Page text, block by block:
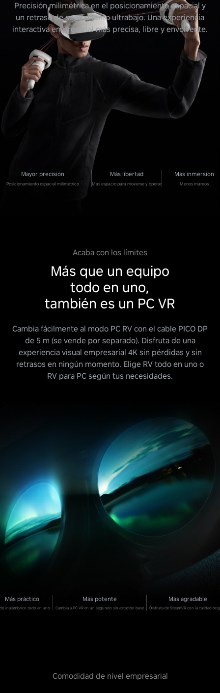
Precisión milimétrica en el posicionamiento espacial y
un retraso de seguimiento ultrabajo. Una experiencia
interactiva empresarial más precisa, libre y envolvente.
Mayor precisión
Posicionamiento espacial milimétrico
Más libertad
Más espacio para moverse y operar
Más inmersión
Menos mareos
Acaba con los límites
Más que un equipo
todo en uno,
también es un PC VR
Cambia fácilmente al modo PC RV con el cable PICO DP
de 5 m (se vende por separado). Disfruta de una
experiencia visual empresarial 4K sin pérdidas y sin
retrasos en ningún momento. Elige RV todo en uno o
RV para PC según tus necesidades.
Más práctico
inalámbrico todo en uno
Más potente
Cambia a PC VR en un segundo sin estación base
Más agradable
Disfruta de SteamVR con la calidad
Comodidad de nivel empresarial